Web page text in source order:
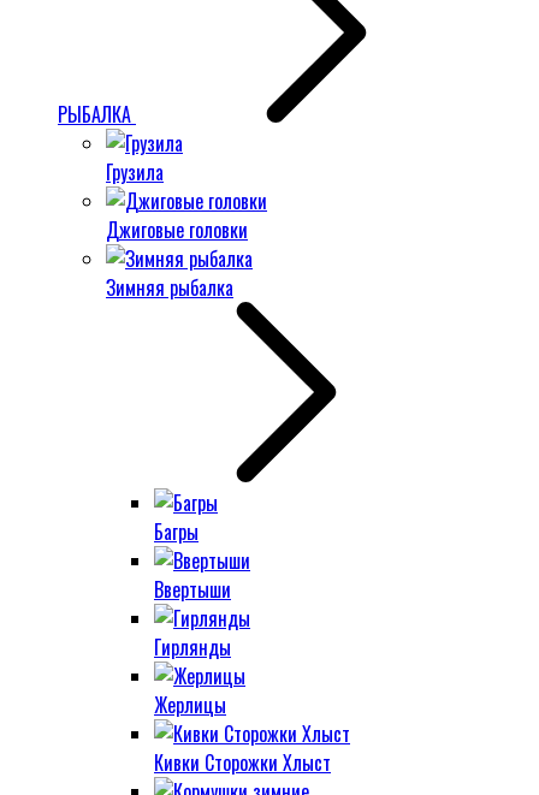
РЫБАЛКА
Грузила
Джиговые головки
Зимняя рыбалка
Багры
Ввертыши
Гирлянды
Жерлицы
Кивки Сторожки Хлыст